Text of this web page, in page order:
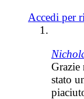
Accedi per
Grazie
stato